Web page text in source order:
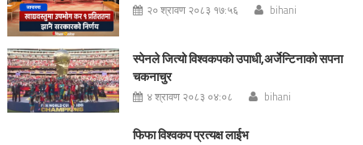
२० श्रावण २०८३ १७:५६ bihani
स्पेनले जित्यो विश्वकपको उपाधी,अर्जेन्टिनाको सपना
चकनाचुर
४ श्रावण २०८३ ०४:०८ bihani
फिफा विश्वकप प्रत्यक्ष लाईभ